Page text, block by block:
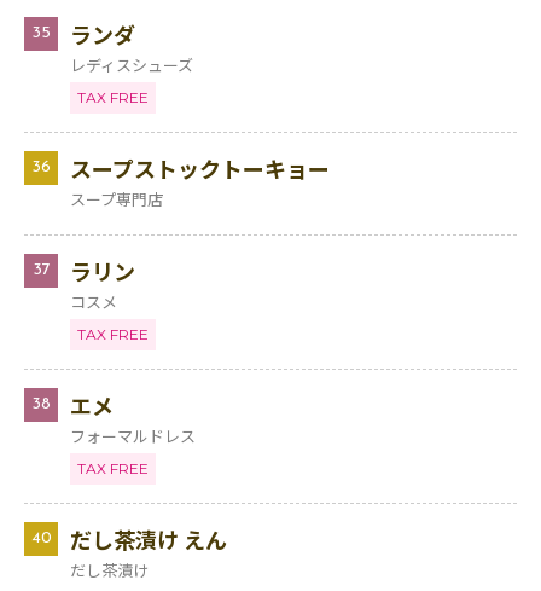
35 ランダ
レディスシューズ
TAX FREE
36 スープストックトーキョー
スープ専門店
37 ラリン
コスメ
TAX FREE
38 エメ
フォーマルドレス
TAX FREE
40 だし茶漬け えん
だし茶漬け